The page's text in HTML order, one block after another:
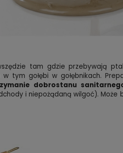
tam gdzie przebywają
tym gołębi w gołębnikach.
dobrostanu
i niepożądaną wilgoć). Może